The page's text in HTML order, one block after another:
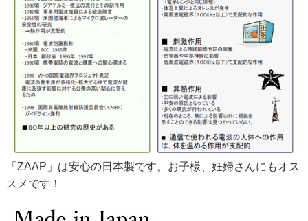
「ZAAP」は安心の日本製です。お子様、妊婦さんにもオス
スメです！